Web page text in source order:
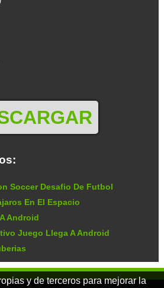
Soccer Desafio De Futbol
En El Espacio
Android
Juego Llega A Android
y de terceros para mejorar la